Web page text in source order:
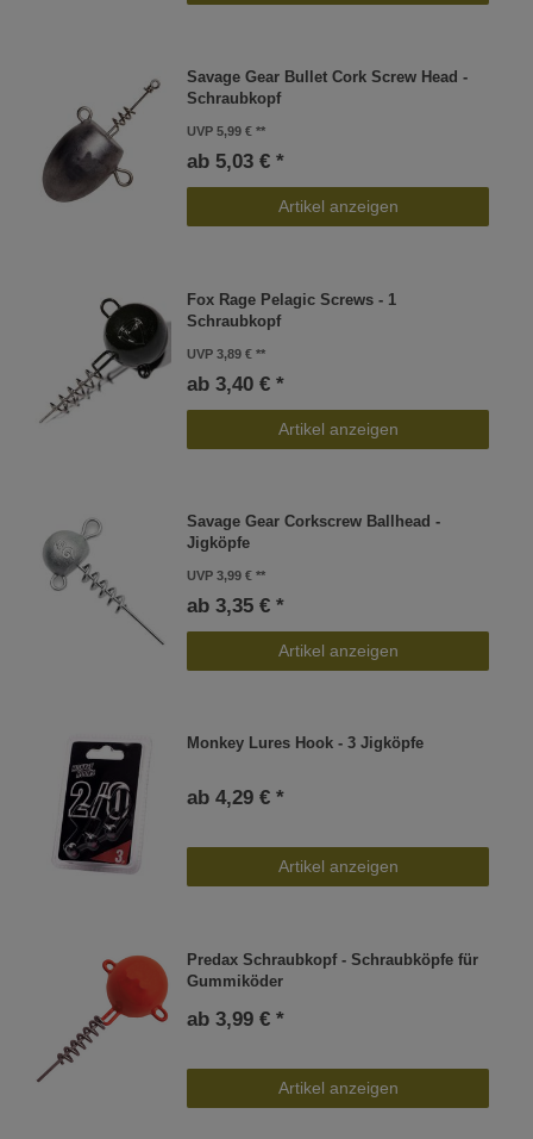
Savage Gear Bullet Cork Screw Head -
Schraubkopf
UVP 5,99 €
ab 5,03 € *
Artikel anzeigen
Fox Rage Pelagic Screws - 1
Schraubkopf
UVP 3,89 €
ab 3,40 € *
Artikel anzeigen
Savage Gear Corkscrew Ballhead -
Jigköpfe
UVP 3,99 €
ab 3,35 € *
Artikel anzeigen
Monkey Lures Hook - 3 Jigköpfe
ab 4,29 € *
Artikel anzeigen
Predax Schraubkopf - Schraubköpfe für
Gummiköder
ab 3,99 € *
Artikel anzeigen